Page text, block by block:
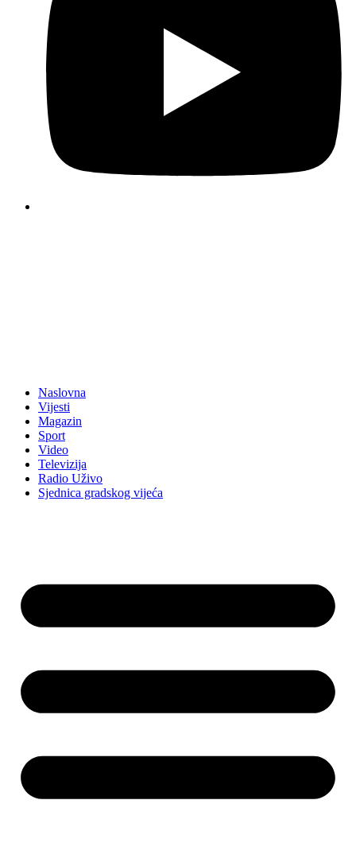
Naslovna
Vijesti
Magazin
Sport
Video
Televizija
Radio Uživo
Sjednica gradskog vijeća